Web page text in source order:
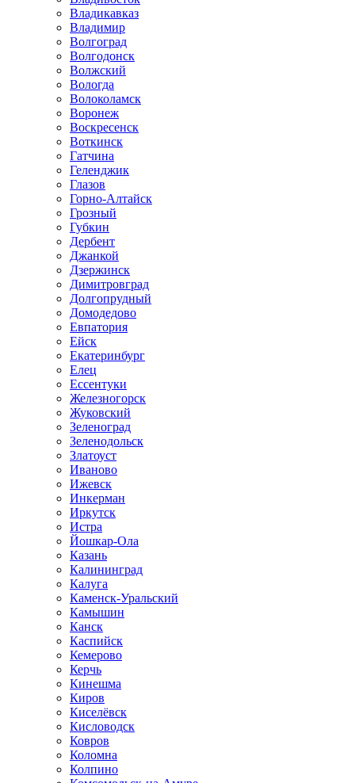
Владикавказ
Владимир
Волгоград
Волгодонск
Волжский
Вологда
Волоколамск
Воронеж
Воскресенск
Воткинск
Гатчина
Геленджик
Глазов
Горно-Алтайск
Грозный
Губкин
Дербент
Джанкой
Дзержинск
Димитровград
Долгопрудный
Домодедово
Евпатория
Ейск
Екатеринбург
Елец
Ессентуки
Железногорск
Жуковский
Зеленоград
Зеленодольск
Златоуст
Иваново
Ижевск
Инкерман
Иркутск
Истра
Йошкар-Ола
Казань
Калининград
Калуга
Каменск-Уральский
Камышин
Канск
Каспийск
Кемерово
Керчь
Кинешма
Киров
Киселёвск
Кисловодск
Ковров
Коломна
Колпино